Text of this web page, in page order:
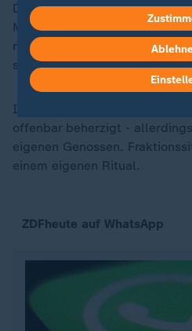
DieSPD- von der Parteispitze
Mitglied - hat sich in den
mehr klare Kante gewünscht,
starke Hand, mehr basta -
In der Fraktionssitzung
offenbar beherzigt -
eigenen Genossen.
einem eigenen Ritual.
ZDFheute auf WhatsApp